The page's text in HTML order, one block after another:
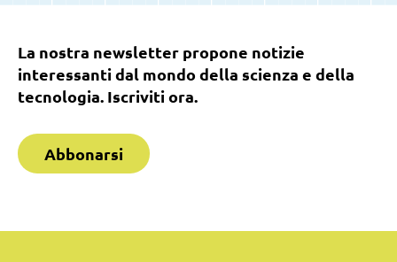
La nostra newsletter propone notizie
interessanti dal mondo della scienza e della
tecnologia. Iscriviti ora.
Abbonarsi